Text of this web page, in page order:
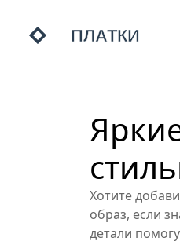
Хотите
образ, если
детали